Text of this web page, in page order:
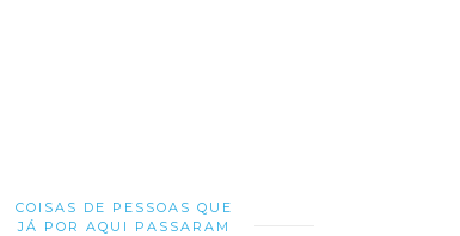
COISAS DE PESSOAS QUE
JÁ POR AQUI PASSARAM